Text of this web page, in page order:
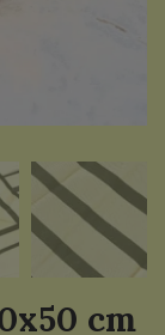
cm